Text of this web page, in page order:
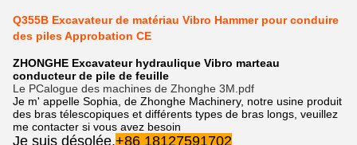
Q355B Excavateur de matériau Vibro Hammer pour conduire
des piles Approbation CE
ZHONGHE Excavateur hydraulique Vibro marteau
conducteur de pile de feuille
Le PCalogue des machines de Zhonghe 3M.pdf
Je m' appelle Sophia, de Zhonghe Machinery, notre usine produit
des bras télescopiques et différents types de bras longs, veuillez
me contacter si vous avez besoin
Je suis désolée.+86 18127591702